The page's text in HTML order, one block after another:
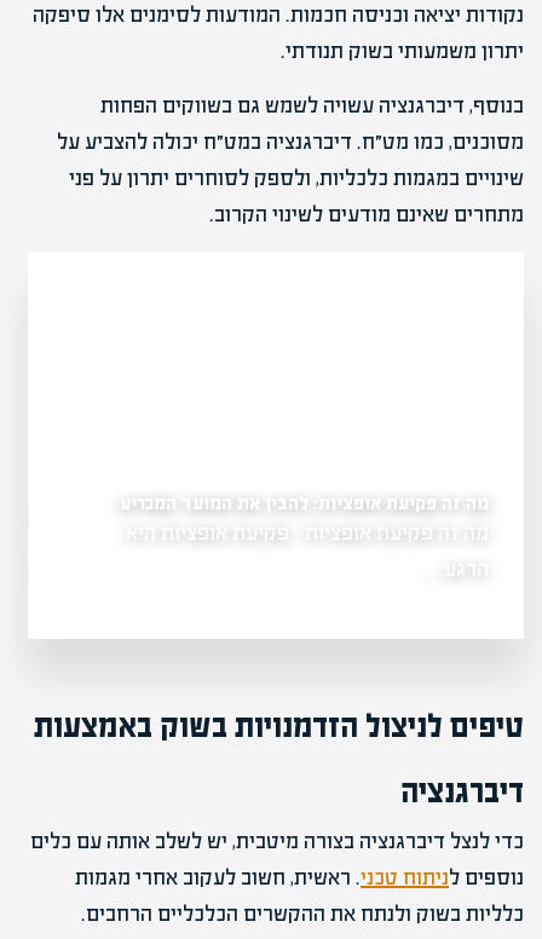
נקודות יציאה וכניסה חכמות. המודעות לסימנים אלו סיפקה
יתרון משמעותי בשוק תנודתי.
בנוסף, דיברגנציה עשויה לשמש גם בשווקים הפחות
מסוכנים, כמו מט״ח. דיברגנציה במט״ח יכולה להצביע על
שינויים במגמות כלכליות, ולספק לסוחרים יתרון על פני
מתחרים שאינם מודעים לשינוי הקרוב.
המהווה
מה זה פקיעת אופציות: להבין את המועד המכריע
מה זה פקיעת אופציות - פקיעת אופציות היא
מה זה אופציות בשוק
טיפים לניצול הזדמנויות בשוק באמצעות
דיברגנציה
כדי לנצל דיברגנציה בצורה מיטבית, יש לשלב אותה עם כלים
נוספים לניתוח טכני. ראשית, חשוב לעקוב אחרי מגמות
כלליות בשוק ולנתח את ההקשרים הכלכליים הרחבים.